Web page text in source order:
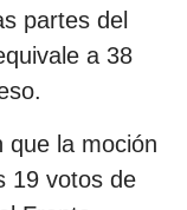
partes del
a 38
que la moción
19 votos de